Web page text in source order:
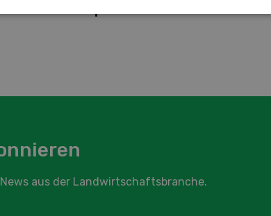
aus der Landwirtschaftsbranche.